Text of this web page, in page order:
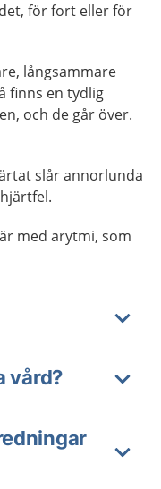
för fort eller för
långsammare
finns en tydlig
och de går över.
slår annorlunda
med arytmi, som
vård?